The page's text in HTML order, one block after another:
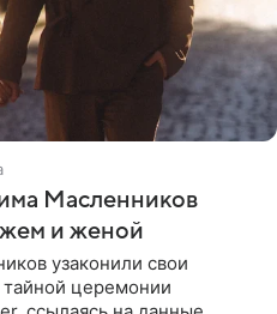
Масленников
и женой
узаконили свои
церемонии